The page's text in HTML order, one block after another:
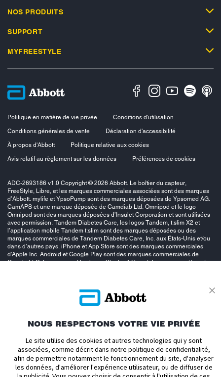
NOS PRODUITS
SUPPORT
MYFREESTYLE
Politique en matière de vie privée
Conditions d'utilisation
Conditions générales de vente
Déclaration d'accessibilité
À propos d'Abbott
Politique relative aux cookies
Avis relatif au règlement sur les données
Préférences de cookies
ADC-2693186 v1.0 Copyright © 2026 Abbott. Le boîtier du capteur,
FreeStyle, Libre, et les marques commerciales associées sont des marques
d’Abbott. mylife et YpsoPump sont des marques déposées de Ypsomed AG.
CamAPS et une marque déposée de Camdiab Ltd. Omnipod et le logo
Omnipod sont des marques déposées d’Insulet Corporation et sont utilisées
avec permission. Tandem Diabetes Care, les logos Tandem, t:slim X2 et
l’application mobile Tandem t:slim sont des marques déposées ou des
marques commerciales de Tandem Diabetes Care, Inc. aux États-Unis et/ou
dans d’autres pays. iPhone et App Store sont des marques commerciales
d'Apple Inc. Android et Google Play sont des marques commerciales de
Google LLC. La marque et les logos Bluetooth® sont des marques déposées
propriétaires respectifs. Ce site est destiné aux résident(e)s belges avec une
adresse de livraison belge. Abbott SA, avenue Einstein 14 1300 Wavre
NOUS RESPECTONS VOTRE VIE PRIVÉE
Le site utilise des cookies et autres technologies qui y sont
associées, comme décrit dans notre politique de confidentialité,
afin de permettre notamment le fonctionnement du site, d'analyser
les données, d'améliorer l'expérience utilisateur, ou de diffuser de